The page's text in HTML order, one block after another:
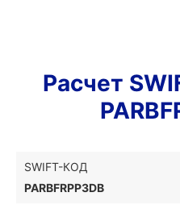
Расчет
SWIFT-КОД
PARBFRPP3DB